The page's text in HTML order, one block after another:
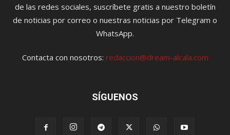
de las redes sociales, suscríbete gratis a nuestro boletín
de noticias por correo o nuestras noticias por Telegram o
WhatsApp.
Contacta con nosotros: redaccion@dream-alcala.com
SÍGUENOS